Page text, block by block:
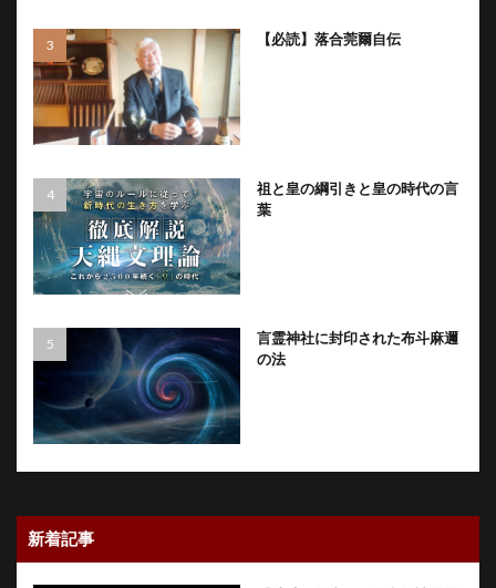
【必読】落合莞爾自伝
祖と皇の綱引きと皇の時代の言
葉
言霊神社に封印された布斗麻邇
の法
新着記事